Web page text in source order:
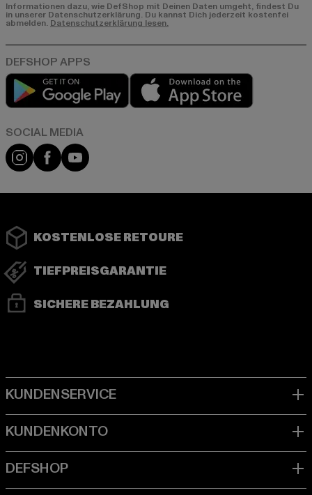
Informationen dazu, wie DefShop mit Deinen Daten umgeht, findest Du
in unserer Datenschutzerklärung. Du kannst Dich jederzeit kostenfei
abmelden. Datenschutzerklärung lesen.
Play market
Instagram
FacebookYouTube
KOSTENLOSE RETOURE
TIEFPREISGARANTIE
SICHERE BEZAHLUNG